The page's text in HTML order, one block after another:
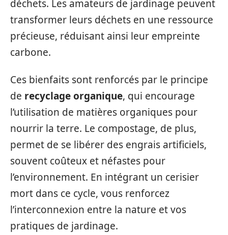
déchets. Les amateurs de jardinage peuvent
transformer leurs déchets en une ressource
précieuse, réduisant ainsi leur empreinte
carbone.
Ces bienfaits sont renforcés par le principe
de recyclage organique, qui encourage
l’utilisation de matières organiques pour
nourrir la terre. Le compostage, de plus,
permet de se libérer des engrais artificiels,
souvent coûteux et néfastes pour
l’environnement. En intégrant un cerisier
mort dans ce cycle, vous renforcez
l’interconnexion entre la nature et vos
pratiques de jardinage.